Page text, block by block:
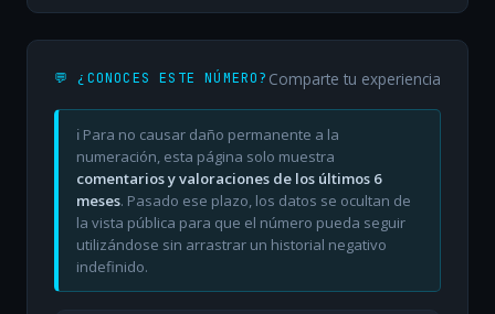
💬 ¿CONOCES ESTE NÚMERO? Comparte tu experiencia
ℹ️ Para no causar daño permanente a la
numeración, esta página solo muestra
comentarios y valoraciones de los últimos 6
meses. Pasado ese plazo, los datos se ocultan de
la vista pública para que el número pueda seguir
utilizándose sin arrastrar un historial negativo
indefinido.